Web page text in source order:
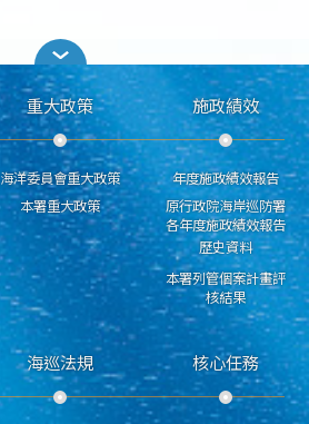
重大政策
海洋委員會重大政策
本署重大政策
施政績效
年度施政績效報告
原行政院海岸巡防署
各年度施政績效報告
歷史資料
本署列管個案計畫評
核結果
海巡法規 核心任務